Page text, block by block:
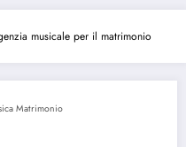
musicale per il matrimonio
Matrimonio